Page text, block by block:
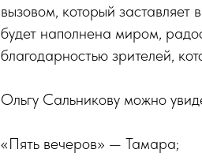
вызовом, который заставляет
будет наполнена миром,
благодарностью зрителей,
Ольгу Сальникову можно
«Пять вечеров» — Тамара;